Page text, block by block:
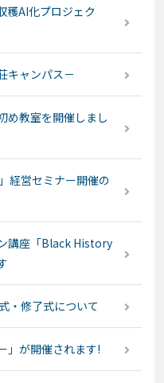
穫AI化プロジェク
キャンパス－
め教室を開催しまし
経営セミナー開催の
講座「Black History
・修了式について
」が開催されます!